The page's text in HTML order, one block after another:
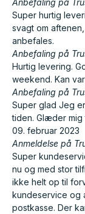
Super hurtig
svagt om
anbefales.
Anbefaling på
Hurtig levering.
weekend. Kan
Anbefaling på
Super glad Jeg
tiden. Glæder mig
09. februar 2023
Anmeldelse på
Super
nu og med stor
ikke helt op til
kundeservice og
postkasse. Der